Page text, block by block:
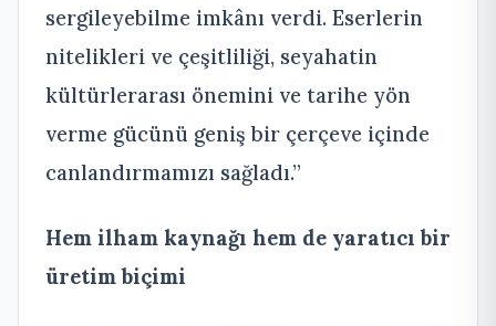
sergileyebilme imkânı verdi. Eserlerin
nitelikleri ve çeşitliliği, seyahatin
kültürlerarası önemini ve tarihe yön
verme gücünü geniş bir çerçeve içinde
canlandırmamızı sağladı.”
Hem ilham kaynağı hem de yaratıcı bir
üretim biçimi